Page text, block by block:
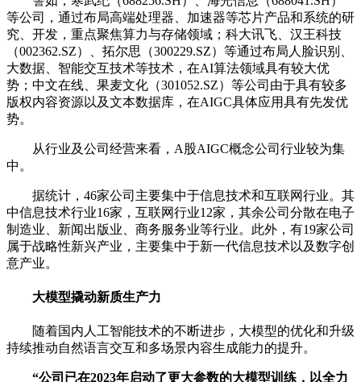
等公司，通过布局高端处理器、加速器等芯片产品和系统的研
究、开发，重点聚焦算力与存储领域；科大讯飞、汉王科技
（002362.SZ）、拓尔思（300229.SZ）等通过布局人脸识别、
大数据、智能交互技术等技术，在AI算法领域具有较大优
势；中文在线、果麦文化（301052.SZ）等公司由于具有较多
版权内容资源以及文本数据库，在AIGC具体应用具有先发优
势。
从行业及公司经营来看，A股AIGC概念公司行业较为集
中。
据统计，46家公司主要集中于信息技术和互联网行业。其
中信息技术行业16家，互联网行业12家，其余公司分散在电子
制造业、新闻出版业、商务服务业等行业。此外，有19家公司
属于战略性新兴产业，主要集中于新一代信息技术以及数字创
意产业。
大模型撬动新质生产力
随着国内人工智能技术的不断进步，大模型的优化和升级
持续推动自然语言交互和多场景内容生成能力的提升。
“公司已在2023年启动了更大参数的大模型训练，以全力